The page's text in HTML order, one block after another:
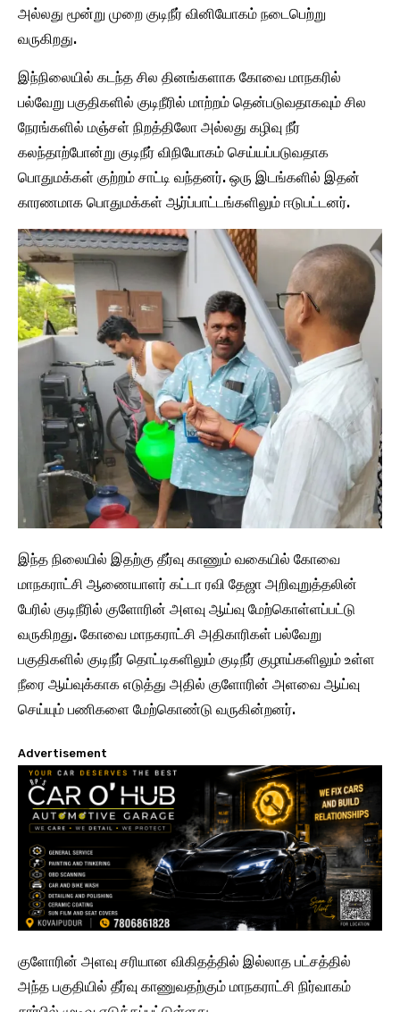
அல்லது மூன்று முறை குடிநீர் வினியோகம் நடைபெற்று
வருகிறது.
இந்நிலையில் கடந்த சில தினங்களாக கோவை மாநகரில்
பல்வேறு பகுதிகளில் குடிநீரில் மாற்றம் தென்படுவதாகவும் சில
நேரங்களில் மஞ்சள் நிறத்திலோ அல்லது கழிவு நீர்
கலந்தாற்போன்று குடிநீர் விநியோகம் செய்யப்படுவதாக
பொதுமக்கள் குற்றம் சாட்டி வந்தனர். ஒரு இடங்களில் இதன்
காரணமாக பொதுமக்கள் ஆர்ப்பாட்டங்களிலும் ஈடுபட்டனர்.
இந்த நிலையில் இதற்கு தீர்வு காணும் வகையில் கோவை
மாநகராட்சி ஆணையாளர் கட்டா ரவி தேஜா அறிவுறுத்தலின்
பேரில் குடிநீரில் குளோரின் அளவு ஆய்வு மேற்கொள்ளப்பட்டு
வருகிறது. கோவை மாநகராட்சி அதிகாரிகள் பல்வேறு
பகுதிகளில் குடிநீர் தொட்டிகளிலும் குடிநீர் குழாய்களிலும் உள்ள
நீரை ஆய்வுக்காக எடுத்து அதில் குளோரின் அளவை ஆய்வு
செய்யும் பணிகளை மேற்கொண்டு வருகின்றனர்.
Advertisement
குளோரின் அளவு சரியான விகிதத்தில் இல்லாத பட்சத்தில்
அந்த பகுதியில் தீர்வு காணுவதற்கும் மாநகராட்சி நிர்வாகம்